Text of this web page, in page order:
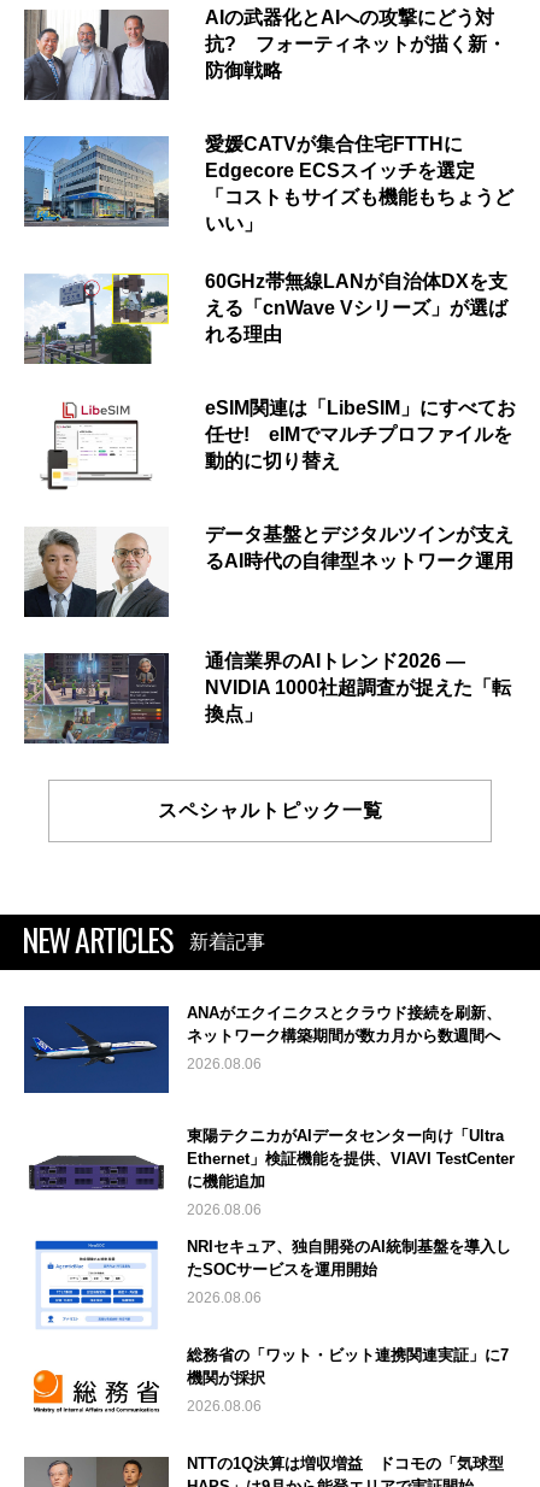
AIの武器化とAIへの攻撃にどう対
抗? フォーティネットが描く新・
防御戦略
愛媛CATVが集合住宅FTTHに
Edgecore ECSスイッチを選定
「コストもサイズも機能もちょうど
いい」
60GHz帯無線LANが自治体DXを支
える「cnWave Vシリーズ」が選ば
れる理由
eSIM関連は「LibeSIM」にすべてお
任せ! eIMでマルチプロファイルを
動的に切り替え
データ基盤とデジタルツインが支え
るAI時代の自律型ネットワーク運用
通信業界のAIトレンド2026 ―
NVIDIA 1000社超調査が捉えた「転
換点」
スペシャルトピック一覧
NEW ARTICLES 新着記事
ANAがエクイニクスとクラウド接続を刷新、
ネットワーク構築期間が数カ月から数週間へ
2026.08.06
東陽テクニカがAIデータセンター向け「Ultra
Ethernet」検証機能を提供、VIAVI TestCenter
に機能追加
2026.08.06
NRIセキュア、独自開発のAI統制基盤を導入し
たSOCサービスを運用開始
2026.08.06
総務省の「ワット・ビット連携関連実証」に7
機関が採択
2026.08.06
NTTの1Q決算は増収増益 ドコモの「気球型